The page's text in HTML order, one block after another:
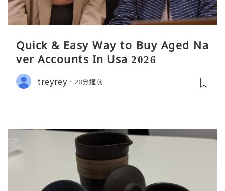
Quick & Easy Way to Buy Aged Na
ver Accounts In Usa 2026
treyrey 28分鐘前